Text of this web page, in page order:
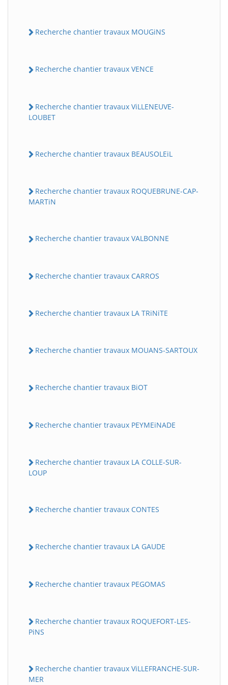
Recherche chantier travaux MOUGiNS
Recherche chantier travaux VENCE
Recherche chantier travaux ViLLENEUVE-
LOUBET
Recherche chantier travaux BEAUSOLEiL
Recherche chantier travaux ROQUEBRUNE-CAP-
MARTiN
Recherche chantier travaux VALBONNE
Recherche chantier travaux CARROS
Recherche chantier travaux LA TRiNiTE
Recherche chantier travaux MOUANS-SARTOUX
Recherche chantier travaux BiOT
Recherche chantier travaux PEYMEiNADE
Recherche chantier travaux LA COLLE-SUR-
LOUP
Recherche chantier travaux CONTES
Recherche chantier travaux LA GAUDE
Recherche chantier travaux PEGOMAS
Recherche chantier travaux ROQUEFORT-LES-
PiNS
Recherche chantier travaux ViLLEFRANCHE-SUR-
MER